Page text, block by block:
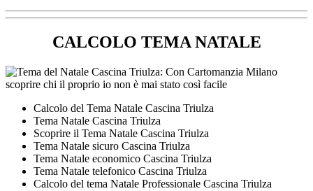
CALCOLO TEMA NATALE
Calcolo del Tema Natale Cascina Triulza
Tema Natale Cascina Triulza
Scoprire il Tema Natale Cascina Triulza
Tema Natale sicuro Cascina Triulza
Tema Natale economico Cascina Triulza
Tema Natale telefonico Cascina Triulza
Calcolo del tema Natale Professionale Cascina Triulza